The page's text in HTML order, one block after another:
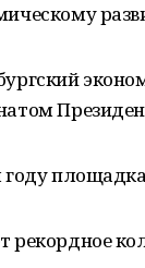
году площадка
рекордное